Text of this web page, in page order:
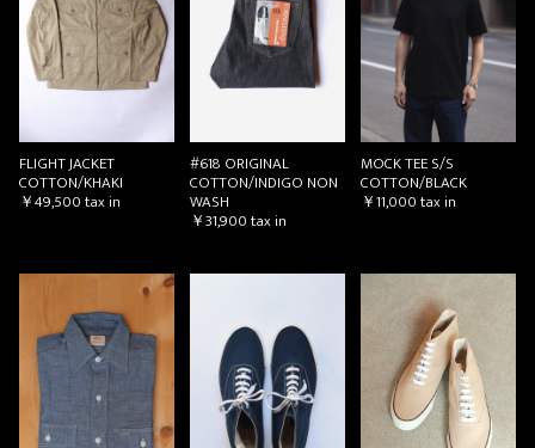
FLIGHT JACKET
COTTON/KHAKI
￥49,500tax in
#618 ORIGINAL
COTTON/INDIGO NON
WASH
￥31,900tax in
MOCK TEE S/S
COTTON/BLACK
￥11,000tax in